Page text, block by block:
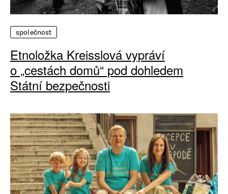
společnost
Etnoložka Kreisslová vypráví
o „cestách domů“ pod dohledem
Státní bezpečnosti